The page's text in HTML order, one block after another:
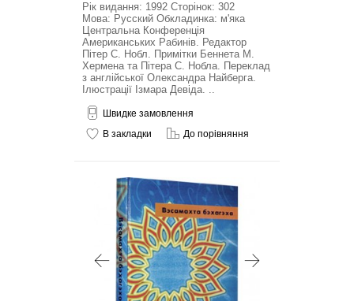
Рік видання: 1992 Сторінок: 302
Мова: Русский Обкладинка: м'яка
Центральна Конференція
Американських Рабинів. Редактор
Пітер С. Нобл. Примітки Беннета М.
Хермена та Пітера С. Нобла. Переклад
з англійської Олександра Найберга.
Ілюстрації Ізмара Девіда. ..
Швидке замовлення
В закладки
До порівняння